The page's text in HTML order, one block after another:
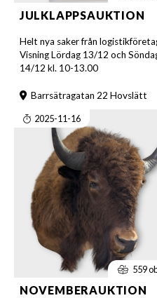
JULKLAPPSAUKTION
Helt nya saker från
Visning Lördag 13/12 och
14/12 kl. 10-13.00
Barrsätragatan 22 Hovslätt
2025-11-16
559
NOVEMBERAUKTION